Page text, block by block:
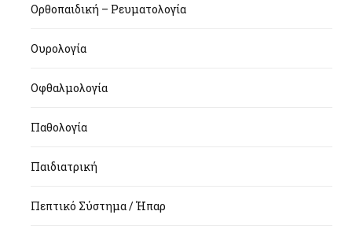
Ορθοπαιδική – Ρευματολογία
Ουρολογία
Οφθαλμολογία
Παθολογία
Παιδιατρική
Πεπτικό Σύστημα / Ήπαρ